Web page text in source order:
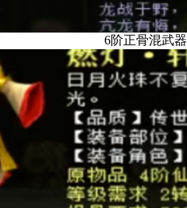
6阶正骨混武器